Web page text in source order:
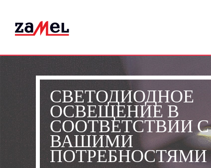
СВЕТОДИОДНОЕ
ОСВЕЩЕНИЕ В
СООТВЕТСТВИИ С
ВАШИМИ
ПОТРЕБНОСТЯМИ